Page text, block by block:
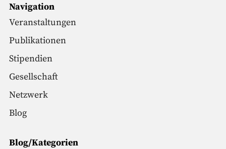
Navigation
Veranstaltungen
Publikationen
Stipendien
Gesellschaft
Netzwerk
Blog
Blog/Kategorien